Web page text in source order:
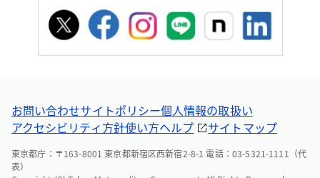
お問い合わせサイトポリシー個人情報の取扱い
アクセシビリティ方針使い方ヘルプ サイトマップ
東京都庁：〒163-8001 東京都新宿区西新宿2-8-1 電話：03-5321-1111（代
表）